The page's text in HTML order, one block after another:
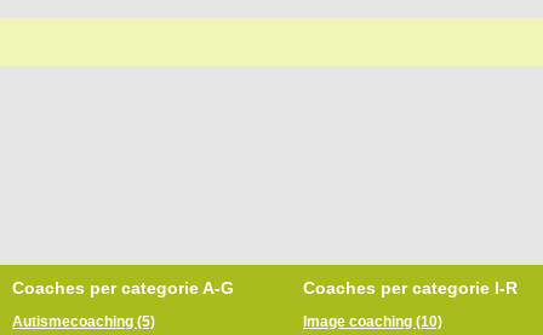
Coaches per categorie A-G
Autismecoaching (5)
Coaches per categorie I-R
Image coaching (10)